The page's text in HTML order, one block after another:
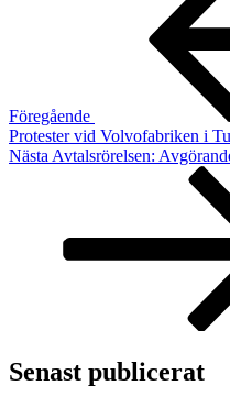
Föregående
Protester vid Volvofabriken i
Nästa
Nästa Avtalsrörelsen:
Senast publicerat